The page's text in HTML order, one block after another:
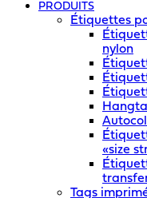
PRODUITS
Étiquettes
nylon
«size
Tags